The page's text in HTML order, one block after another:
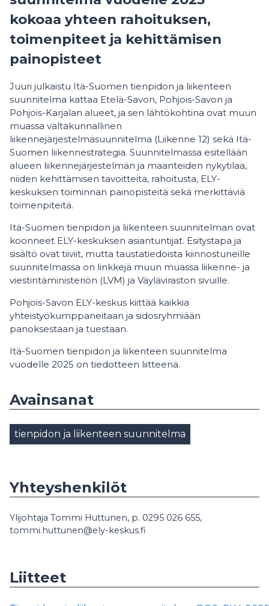
kokoaa yhteen rahoituksen,
toimenpiteet ja kehittämisen
painopisteet
Juuri julkaistu Itä-Suomen tienpidon ja liikenteen
suunnitelma kattaa Etelä-Savon, Pohjois-Savon ja
Pohjois-Karjalan alueet, ja sen lähtökohtina ovat muun
muassa valtakunnallinen
liikennejärjestelmäsuunnitelma (Liikenne 12) sekä Itä-
Suomen liikennestrategia. Suunnitelmassa esitellään
alueen liikennejärjestelmän ja maanteiden nykytilaa,
niiden kehittämisen tavoitteita, rahoitusta, ELY-
keskuksen toiminnan painopisteitä sekä merkittäviä
toimenpiteitä.
Itä-Suomen tienpidon ja liikenteen suunnitelman ovat
koonneet ELY-keskuksen asiantuntijat. Esitystapa ja
sisältö ovat tiiviit, mutta taustatiedoista kiinnostuneille
suunnitelmassa on linkkejä muun muassa liikenne- ja
viestintäministeriön (LVM) ja Väyläviraston sivuille.
Pohjois-Savon ELY-keskus kiittää kaikkia
yhteistyökumppaneitaan ja sidosryhmiään
panoksestaan ja tuestaan.
Itä-Suomen tienpidon ja liikenteen suunnitelma
vuodelle 2025 on tiedotteen liitteenä.
Avainsanat
tienpidon ja liikenteen suunnitelma
Yhteyshenkilöt
Ylijohtaja Tommi Huttunen, p. 0295 026 655,
tommi.huttunen@ely-keskus.fi
Liitteet